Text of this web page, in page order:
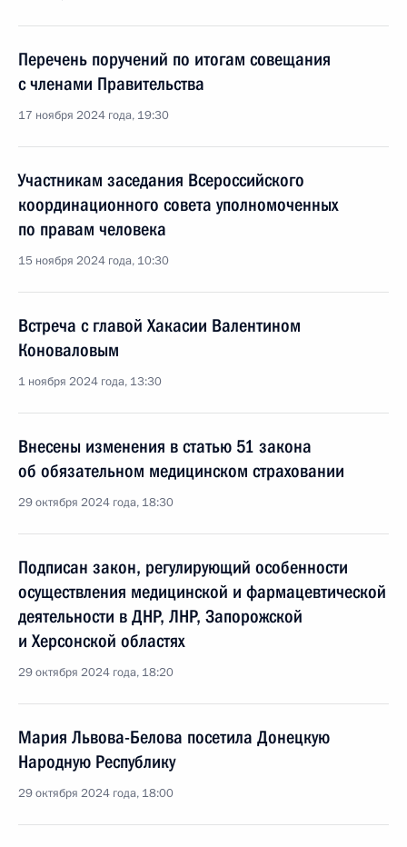
Перечень поручений по итогам совещания
с членами Правительства
17 ноября 2024 года, 19:30
Участникам заседания Всероссийского
координационного совета уполномоченных
по правам человека
15 ноября 2024 года, 10:30
Встреча с главой Хакасии Валентином
Коноваловым
1 ноября 2024 года, 13:30
Внесены изменения в статью 51 закона
об обязательном медицинском страховании
29 октября 2024 года, 18:30
Подписан закон, регулирующий особенности
осуществления медицинской и фармацевтической
деятельности в ДНР, ЛНР, Запорожской
и Херсонской областях
29 октября 2024 года, 18:20
Мария Львова-Белова посетила Донецкую
Народную Республику
29 октября 2024 года, 18:00